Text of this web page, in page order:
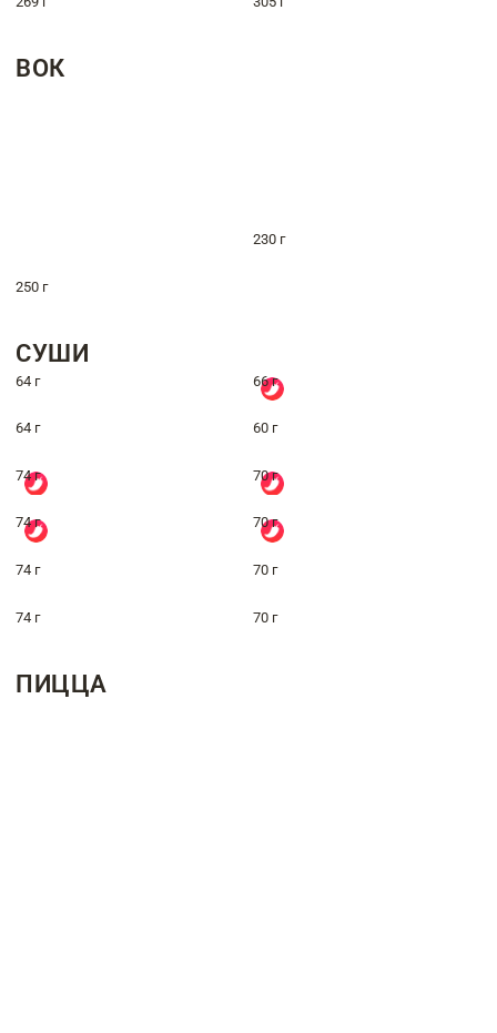
ВОК
230 г
250 г
СУШИ
64 г 66 г
64 г 60 г
74 г 70 г
74 г 70 г
74 г 70 г
74 г 70 г
ПИЦЦА